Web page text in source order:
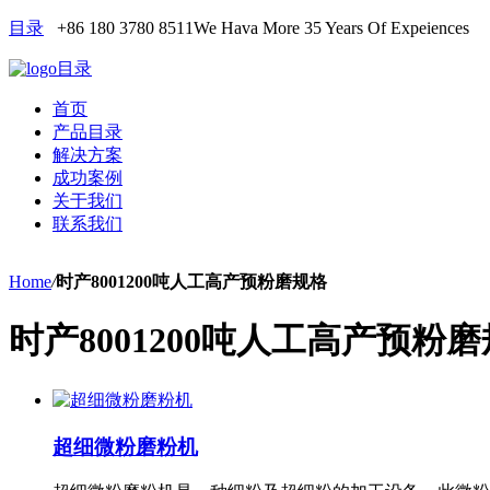
目录 +86 180 3780 8511We Hava More 35 Years Of Expeiences
目录
首页
产品目录
解决方案
成功案例
关于我们
联系我们
Home/时产8001200吨人工高产预粉磨规格
时产8001200吨人工高产预粉
超细微粉磨粉机